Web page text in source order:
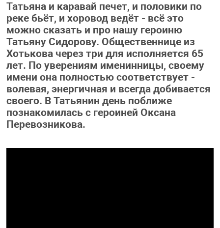
Татьяна и каравай печет, и половики по
реке бьёт, и хоровод ведёт - всё это
можно сказать и про нашу героиню
Татьяну Сидорову. Общественнице из
Хотькова через три для исполняется 65
лет. По уверениям именинницы, своему
имени она полностью соответствует -
волевая, энергичная и всегда добивается
своего. В Татьянин день поближе
познакомилась с героиней Оксана
Перевозникова.